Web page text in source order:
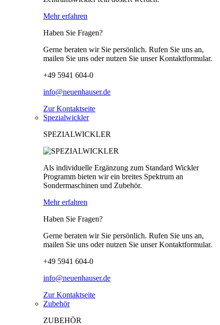
Mehr erfahren
Haben Sie Fragen?
Gerne beraten wir Sie persönlich. Rufen Sie uns an,
mailen Sie uns oder nutzen Sie unser Kontaktformular.
+49 5941 604-0
info@neuenhauser.de
Zur Kontaktseite
Spezialwickler
SPEZIALWICKLER
Als individuelle Ergänzung zum Standard Wickler
Programm bieten wir ein breites Spektrum an
Sondermaschinen und Zubehör.
Mehr erfahren
Haben Sie Fragen?
Gerne beraten wir Sie persönlich. Rufen Sie uns an,
mailen Sie uns oder nutzen Sie unser Kontaktformular.
+49 5941 604-0
info@neuenhauser.de
Zur Kontaktseite
Zubehör
ZUBEHÖR